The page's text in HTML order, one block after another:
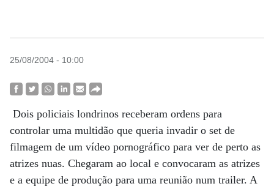
25/08/2004 - 10:00
Dois policiais londrinos receberam ordens para
controlar uma multidão que queria invadir o set de
filmagem de um vídeo pornográfico para ver de perto as
atrizes nuas. Chegaram ao local e convocaram as atrizes
e a equipe de produção para uma reunião num trailer. A